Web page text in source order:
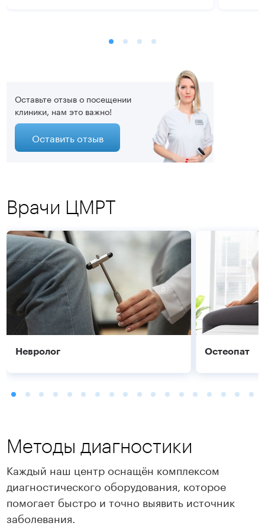
Оставьте отзыв о посещении
клиники, нам это важно!
Оставить отзыв
Врачи ЦМРТ
Невролог
Подробнее
Остеопат
Подробнее
Методы диагностики
Каждый наш центр оснащён комплексом
диагностического оборудования, которое
помогает быстро и точно выявить источник
заболевания.